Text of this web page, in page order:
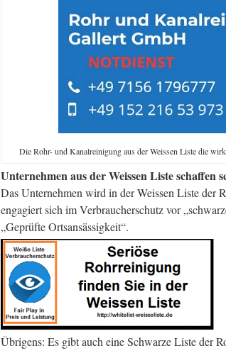
Die Rohr- und Kanalreinigung aus der Weissen Liste die
Unternehmen aus der Weissen Liste
Das Unternehmen wird in der Weissen Liste der
engagiert sich im Verbraucherschutz vor
„Geprüfte Ortsansässigkeit“.
Übrigens: Es gibt auch eine Schwarze Liste der